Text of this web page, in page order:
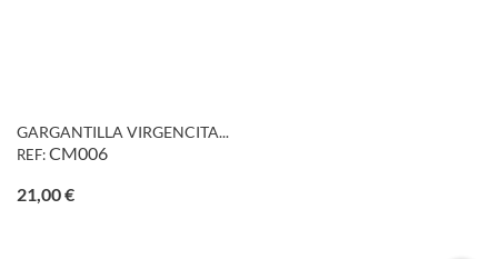
GARGANTILLA VIRGENCITA...
REF:CM006
21,00 €Precio